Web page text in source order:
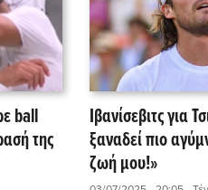
ball
της
Ιβανίσεβιτς για
ξαναδεί πιο
ζωή μου!»